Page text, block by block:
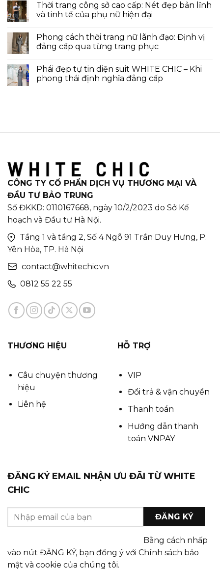
Thời trang công sở cao cấp: Nét đẹp bản lĩnh
và tinh tế của phụ nữ hiện đại
Phong cách thời trang nữ lãnh đạo: Định vị
đẳng cấp qua từng trang phục
Phái đẹp tự tin diện suit WHITE CHIC – Khi
phong thái định nghĩa đẳng cấp
CÔNG TY CỔ PHẦN DỊCH VỤ THƯƠNG MẠI VÀ
ĐẦU TƯ BẢO TRUNG
Số ĐKKD: 0110167668, ngày 10/2/2023 do Sở Kế
hoạch và Đầu tư Hà Nội.
Tầng 1 và tầng 2, Số 4 Ngõ 91 Trần Duy Hưng, P.
Yên Hòa, TP. Hà Nội
contact@whitechic.vn
0812 55 22 55
THƯƠNG HIỆU
Câu chuyện thương
hiệu
Liên hệ
HỖ TRỢ
VIP
Đổi trả & vận chuyển
Thanh toán
Hướng dẫn thanh
toán VNPAY
ĐĂNG KÝ EMAIL NHẬN ƯU ĐÃI TỪ WHITE
CHIC
Bằng cách nhấp
vào nút ĐĂNG KÝ, bạn đồng ý với Chính sách bảo
mật và cookie của chúng tôi.